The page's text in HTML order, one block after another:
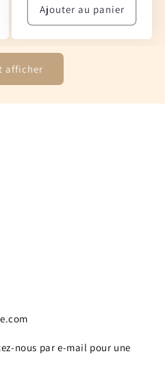
Ajouter au panier
afficher
nous par e-mail pour une